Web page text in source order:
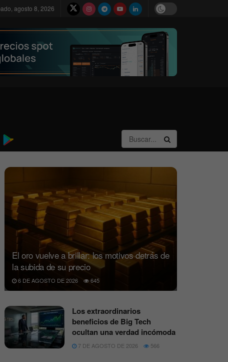
agosto 8, 2026
El oro vuelve a brillar: los motivos detrás de
la subida de su precio
6 DE AGOSTO DE 2026 645
Los extraordinarios
beneficios de Big Tech
ocultan una verdad incómoda
7 DE AGOSTO DE 2026 566